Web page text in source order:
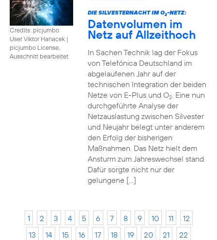
Credits: picjumbo
User Viktor Hanacek |
picjumbo License,
Ausschnitt bearbeitet
DIE SILVESTERNACHT IM O2-NETZ:
Datenvolumen im
Netz auf Allzeithoch
In Sachen Technik lag der Fokus
von Telefónica Deutschland im
abgelaufenen Jahr auf der
technischen Integration der beiden
Netze von E-Plus und O2. Eine nun
durchgeführte Analyse der
Netzauslastung zwischen Silvester
und Neujahr belegt unter anderem
den Erfolg der bisherigen
Maßnahmen. Das Netz hielt dem
Ansturm zum Jahreswechsel stand.
Dafür sorgte nicht nur der
gelungene […]
1 2 3 4 5 6 7 8 9 10 11
12
13
14 15 16 17 18 19 20 21
22